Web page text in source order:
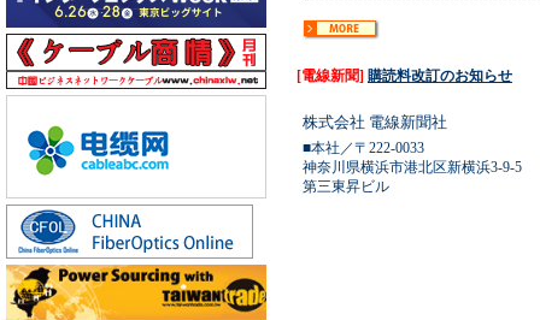
[電線新聞] 購読料改訂のお知らせ
株式会社 電線新聞社
■本社／〒222-0033
神奈川県横浜市港北区新横浜3-9-5
第三東昇ビル